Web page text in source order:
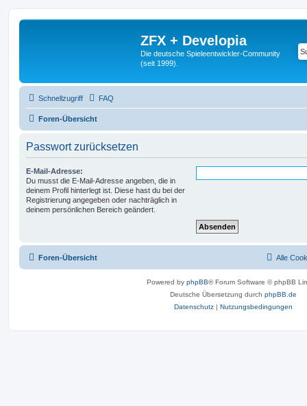
ZFX + Developia
Die deutsche Spieleentwickler-Community
(seit 1999).
Schnellzugriff FAQ
Foren-Übersicht
Passwort zurücksetzen
E-Mail-Adresse:
Du musst die E-Mail-Adresse angeben, die in
deinem Profil hinterlegt ist. Diese hast du bei der
Registrierung angegeben oder nachträglich in
deinem persönlichen Bereich geändert.
Foren-Übersicht Alle
Powered by phpBB® Forum Software © phpBB
Deutsche Übersetzung durch phpBB.de
Datenschutz | Nutzungsbedingungen